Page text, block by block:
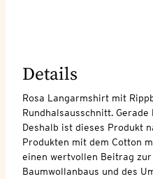
Details
Rosa Langarmshirt mit
Rundhalsausschnitt. Gerade
Deshalb ist dieses Produkt
Produkten mit dem Cotton
einen wertvollen Beitrag
Baumwollanbaus und des